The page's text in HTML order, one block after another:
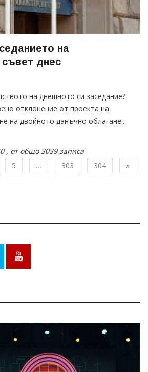
на
днес
на днешното си заседание?
отклонение от проекта на
на двойното данъчно облагане...
, от общо 3039 записа
5 … 303 304 »